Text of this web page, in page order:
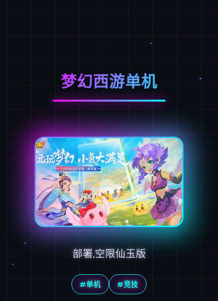
梦幻西游单机
部署,空限仙玉版
#单机 #竞技